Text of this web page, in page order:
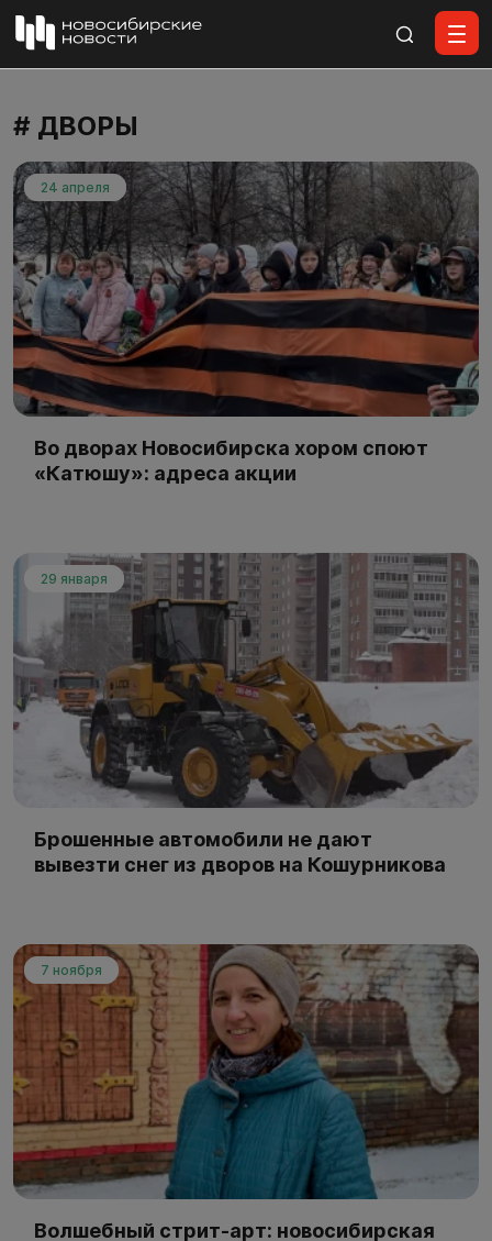
# ДВОРЫ
24 апреля
Во дворах Новосибирска хором споют
«Катюшу»: адреса акции
29 января
Брошенные автомобили не дают
вывезти снег из дворов на Кошурникова
7 ноября
Волшебный стрит-арт: новосибирская